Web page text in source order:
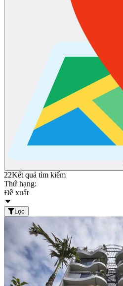
22Kết quả tìm kiếm
Thứ hạng:
Đề xuất
Lọc